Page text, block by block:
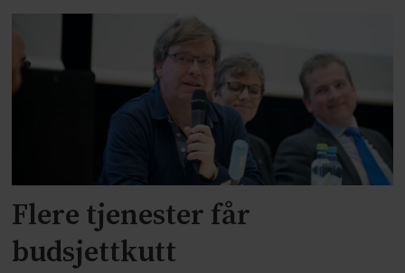
Flere tjenester får
budsjettkutt